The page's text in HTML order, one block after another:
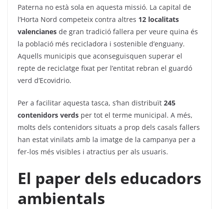
Paterna no està sola en aquesta missió. La capital de
l’Horta Nord competeix contra altres 12 localitats
valencianes de gran tradició fallera per veure quina és
la població més recicladora i sostenible d’enguany.
Aquells municipis que aconseguisquen superar el
repte de reciclatge fixat per l’entitat rebran el guardó
verd d’Ecovidrio.
Per a facilitar aquesta tasca, s’han distribuït 245
contenidors verds per tot el terme municipal. A més,
molts dels contenidors situats a prop dels casals fallers
han estat vinilats amb la imatge de la campanya per a
fer-los més visibles i atractius per als usuaris.
El paper dels educadors
ambientals